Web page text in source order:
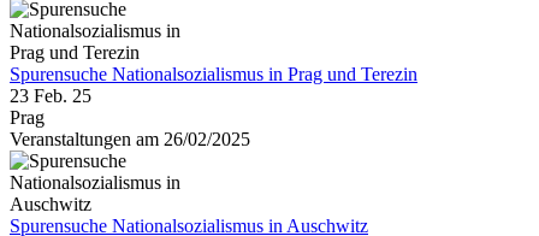
Spurensuche Nationalsozialismus in Prag und Terezin
23 Feb. 25
Prag
Veranstaltungen am 26/02/2025
Spurensuche Nationalsozialismus in Auschwitz